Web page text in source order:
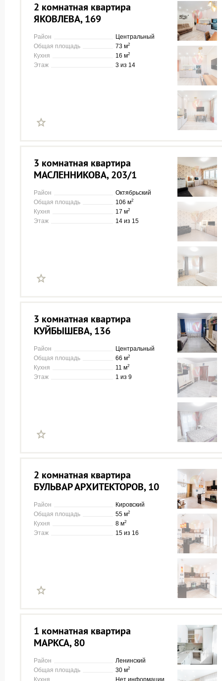
2 комнатная квартира
ЯКОВЛЕВА, 169
Район
Центральный
Общая площадь
73 м2
Кухня 16 м2
Этаж 3 из 14
3 комнатная квартира
МАСЛЕННИКОВА, 203/1
Район
Октябрьский
Общая площадь
106 м2
Кухня 17 м2
Этаж 14 из 15
3 комнатная квартира
КУЙБЫШЕВА, 136
Район
Центральный
Общая площадь
66 м2
Кухня 11 м2
Этаж 1 из 9
2 комнатная квартира
БУЛЬВАР АРХИТЕКТОРОВ, 10
Район
Кировский
Общая площадь
55 м2
Кухня 8 м2
Этаж 15 из 16
1 комнатная квартира
МАРКСА, 80
Район
Ленинский
Общая площадь
30 м2
Кухня Нет информации